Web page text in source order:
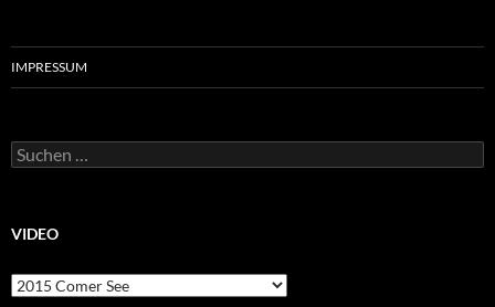
IMPRESSUM
Suchen
nach:
VIDEO
Video